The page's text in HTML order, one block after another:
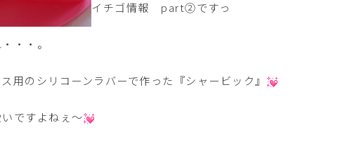
イチゴ情報 part②ですっ
・・。
用のシリコーンラバーで作った『シャービック』
ですよねぇ～